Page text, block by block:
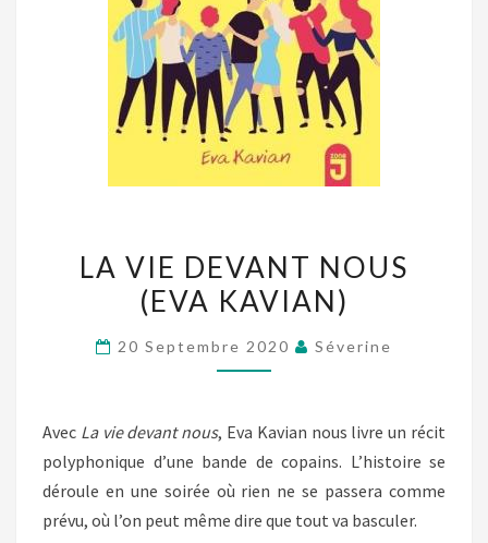
VIE
DEVANT
LA VIE DEVANT NOUS
(EVA KAVIAN)
20 Septembre 2020 Séverine
Avec La vie devant nous, Eva Kavian nous livre un récit
polyphonique d’une bande de copains. L’histoire se
déroule en une soirée où rien ne se passera comme
prévu, où l’on peut même dire que tout va basculer.